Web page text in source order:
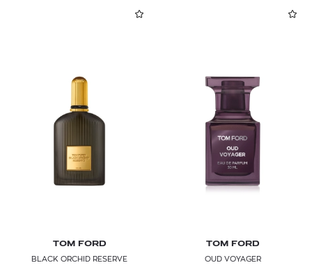
TOM FORD
BLACK ORCHID RESERVE
TOM FORD
OUD VOYAGER